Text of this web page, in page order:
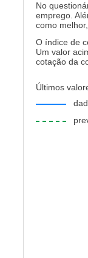
No
emprego.
como
O índice de
Um valor
cotação da
Últimos